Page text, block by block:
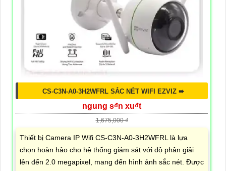
CS-C3N-A0-3H2WFRL SẮC NÉT WIFI EZVIZ ➠
ngung s₫n xu₫t
1,675,000 ₫
Thiết bị Camera IP Wifi CS-C3N-A0-3H2WFRL là lựa
chọn hoàn hảo cho hệ thống giám sát với độ phân giải
lên đến 2.0 megapixel, mang đến hình ảnh sắc nét. Được